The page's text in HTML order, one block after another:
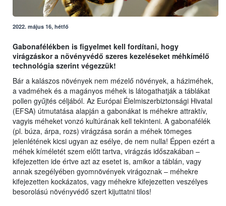
2022. május 16, hétfő
Gabonafélékben is figyelmet kell fordítani, hogy
virágzáskor a növényvédő szeres kezeléseket méhkímélő
technológia szerint végezzük!
Bár a kalászos növények nem mézelő növények, a háziméhek,
a vadméhek és a magányos méhek is látogathatják a táblákat
pollen gyűjtés céljából. Az Európai Élelmiszerbiztonsági Hivatal
(EFSA) útmutatása alapján a gabonákat is méhekre attraktív,
vagyis méheket vonzó kultúrának kell tekinteni. A gabonafélék
(pl. búza, árpa, rozs) virágzása során a méhek tömeges
jelenlétének kicsi ugyan az esélye, de nem nulla! Éppen ezért a
méhek kíméletét szem előtt tartva, virágzás időszakában –
kifejezetten ide értve azt az esetet is, amikor a táblán, vagy
annak szegélyében gyomnövények virágoznak – méhekre
kifejezetten kockázatos, vagy méhekre kifejezetten veszélyes
besorolású növényvédő szert kijuttatni tilos!